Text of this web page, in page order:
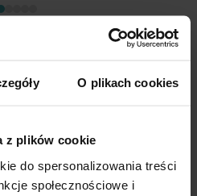
O plikach cookies
z plików cookie
do spersonalizowania treści
społecznościowe i
woalu wykończona
cm flex 1:2 Eurofirany
koszyka